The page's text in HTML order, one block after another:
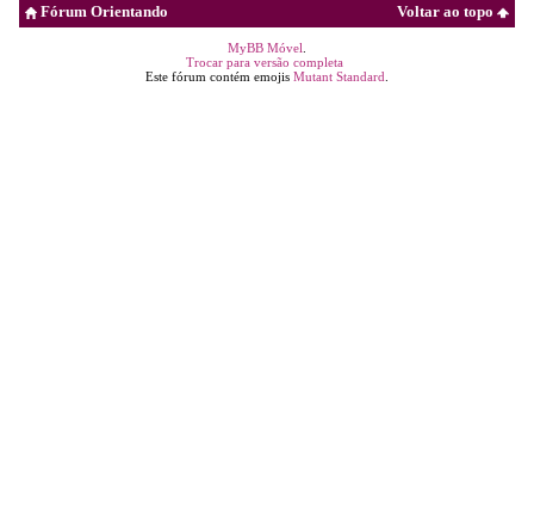
Voltar ao topo
Fórum Orientando
MyBB Móvel
Trocar para versão completa
Este fórum contém emojis Mutant Standard